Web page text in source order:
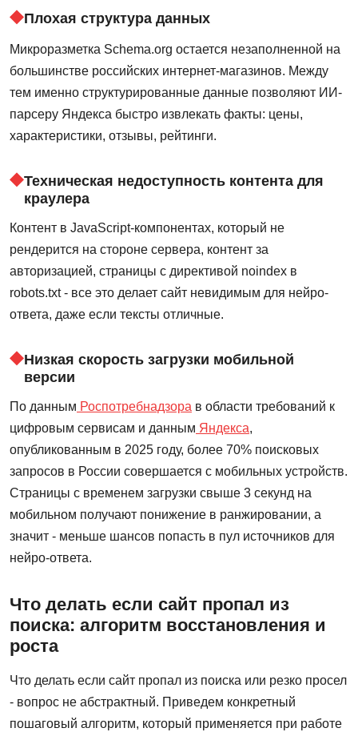
Плохая структура данных
Микроразметка Schema.org остается незаполненной на
большинстве российских интернет-магазинов. Между
тем именно структурированные данные позволяют ИИ-
парсеру Яндекса быстро извлекать факты: цены,
характеристики, отзывы, рейтинги.
Техническая недоступность контента для
краулера
Контент в JavaScript-компонентах, который не
рендерится на стороне сервера, контент за
авторизацией, страницы с директивой noindex в
robots.txt - все это делает сайт невидимым для нейро-
ответа, даже если тексты отличные.
Низкая скорость загрузки мобильной
версии
По данным Роспотребнадзора в области требований к
цифровым сервисам и данным Яндекса,
опубликованным в 2025 году, более 70% поисковых
запросов в России совершается с мобильных устройств.
Страницы с временем загрузки свыше 3 секунд на
мобильном получают понижение в ранжировании, а
значит - меньше шансов попасть в пул источников для
нейро-ответа.
Что делать если сайт пропал из
поиска: алгоритм восстановления и
роста
Что делать если сайт пропал из поиска или резко просел
- вопрос не абстрактный. Приведем конкретный
пошаговый алгоритм, который применяется при работе